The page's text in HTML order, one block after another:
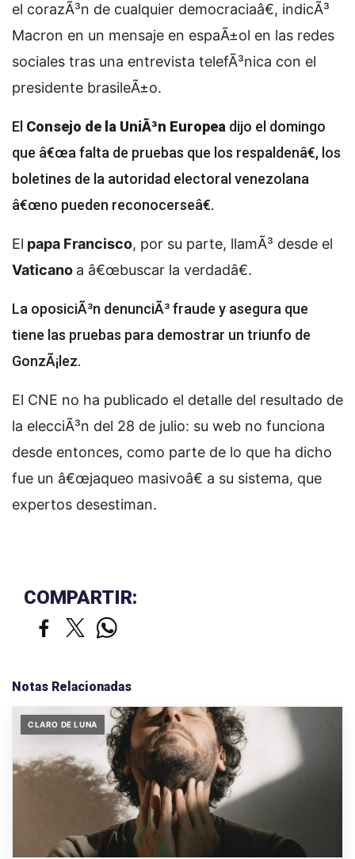
el corazÃ³n de cualquier democraciaâ€, indicÃ³
Macron en un mensaje en espaÃ±ol en las redes
sociales tras una entrevista telefÃ³nica con el
presidente brasileÃ±o.
El Consejo de la UniÃ³n Europea dijo el domingo
que â€œa falta de pruebas que los respaldenâ€, los
boletines de la autoridad electoral venezolana
â€œno pueden reconocerseâ€.
El papa Francisco, por su parte, llamÃ³ desde el
Vaticano a â€œbuscar la verdadâ€.
La oposiciÃ³n denunciÃ³ fraude y asegura que
tiene las pruebas para demostrar un triunfo de
GonzÃ¡lez.
El CNE no ha publicado el detalle del resultado de
la elecciÃ³n del 28 de julio: su web no funciona
desde entonces, como parte de lo que ha dicho
fue un â€œjaqueo masivoâ€ a su sistema, que
expertos desestiman.
COMPARTIR:
Notas Relacionadas
CLARO DE LUNA